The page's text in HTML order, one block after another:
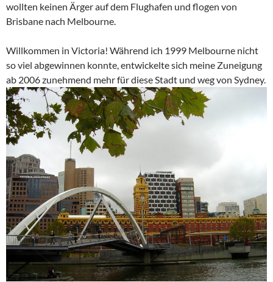
wollten keinen Ärger auf dem Flughafen und flogen von
Brisbane nach Melbourne.
Willkommen in Victoria! Während ich 1999 Melbourne nicht
so viel abgewinnen konnte, entwickelte sich meine Zuneigung
ab 2006 zunehmend mehr für diese Stadt und weg von Sydney.